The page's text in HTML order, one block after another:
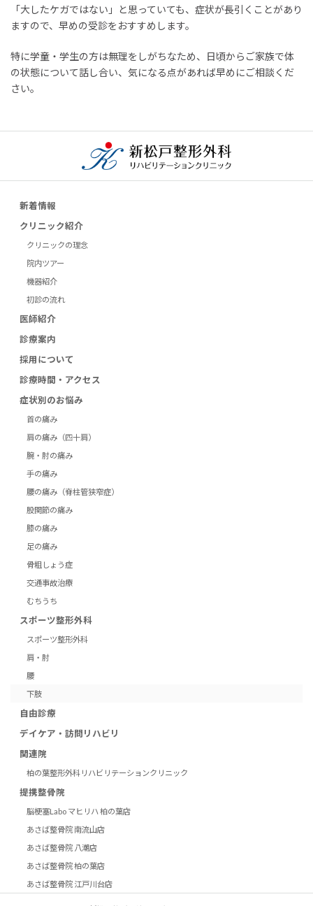
「大したケガではない」と思っていても、症状が長引くことがあり
ますので、早めの受診をおすすめします。
特に学童・学生の方は無理をしがちなため、日頃からご家族で体
の状態について話し合い、気になる点があれば早めにご相談くだ
さい。
新着情報
クリニック紹介
クリニックの理念
院内ツアー
機器紹介
初診の流れ
医師紹介
診療案内
採用について
診療時間・アクセス
症状別のお悩み
首の痛み
肩の痛み（四十肩）
腕・肘の痛み
手の痛み
腰の痛み（脊柱管狭窄症）
股関節の痛み
膝の痛み
足の痛み
骨粗しょう症
交通事故治療
むちうち
スポーツ整形外科
スポーツ整形外科
肩・肘
腰
下肢
自由診療
デイケア・訪問リハビリ
関連院
柏の葉整形外科リハビリテーションクリニック
提携整骨院
脳梗塞Labo マヒリハ 柏の葉店
あさば整骨院 南流山店
あさば整骨院 八潮店
あさば整骨院 柏の葉店
あさば整骨院 江戸川台店